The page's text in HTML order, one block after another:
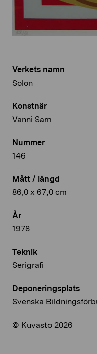
Verkets namn
Solon
Konstnär
Vanni Sam
Nummer
146
Mått / längd
86,0 x 67,0 cm
År
1978
Teknik
Serigrafi
Deponeringsplats
Svenska
© Kuvasto 2026